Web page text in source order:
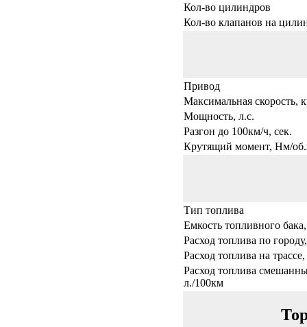
Кол-во цилиндров
Кол-во клапанов на
Привод
Максимальная скорость,
Мощность, л.с.
Разгон до 100км/ч, сек.
Крутящий момент, Нм/
Тип топлива
Емкость топливного
Расход топлива по
Расход топлива на
Расход топлива
л./100км